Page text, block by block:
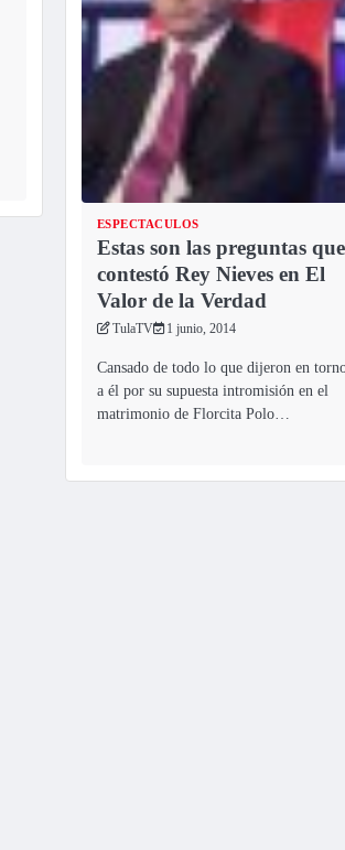
ESPECTACULOS
Estas son las preguntas que
contestó Rey Nieves en El
Valor de la Verdad
TulaTV 1 junio, 2014
Cansado de todo lo que dijeron en
a él por su supuesta intromisión en el
matrimonio de Florcita Polo…